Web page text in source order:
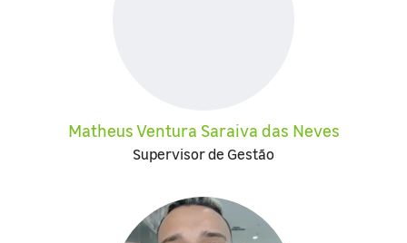
Matheus Ventura Saraiva das Neves
Supervisor de Gestão